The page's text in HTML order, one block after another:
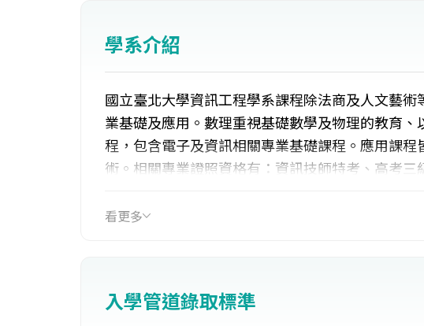
學系介紹
國立臺北大學資訊工程學系課程除法商及人文藝
業基礎及應用。數理重視基礎數學及物理的教育
程，包含電子及資訊相關專業基礎課程。應用課
術。相關專業證照資格有：資訊技師特考、高考
看更多
入學管道錄取標準